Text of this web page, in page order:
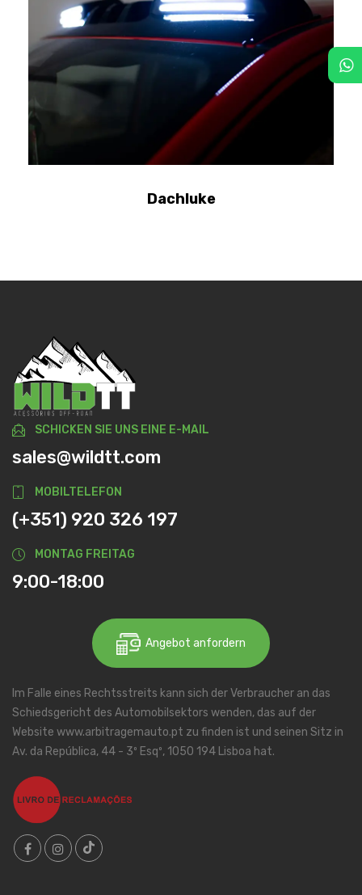
Dachluke
SCHICKEN SIE UNS EINE E-MAIL
sales@wildtt.com
MOBILTELEFON
(+351) 920 326 197
MONTAG FREITAG
9:00-18:00
Angebot anfordern
Im Falle eines Rechtsstreits kann sich der Verbraucher an das
Schiedsgericht des Automobilsektors wenden, das auf der
Website www.arbitragemauto.pt zu finden ist und seinen Sitz in
Av. da República, 44 - 3º Esqº, 1050 194 Lisboa hat.